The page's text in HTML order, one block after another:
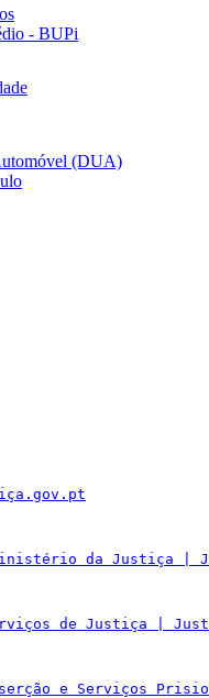
- BUPi
(DUA)
da Justiça |
de Justiça |
e Serviços